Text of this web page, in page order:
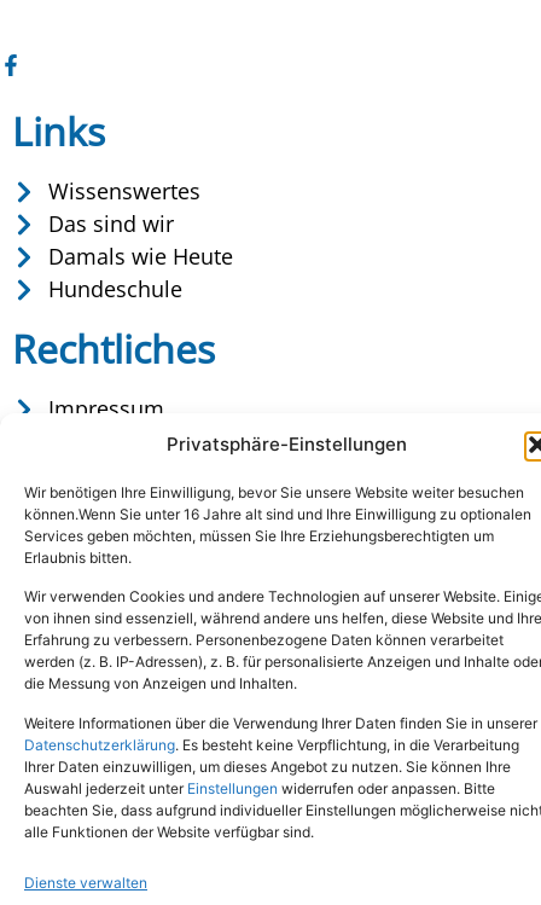
Privatsphäre-Einstellungen
Wir benötigen Ihre Einwilligung, bevor Sie unsere Website weiter besuchen
können.Wenn Sie unter 16 Jahre alt sind und Ihre Einwilligung zu optionalen
Services geben möchten, müssen Sie Ihre Erziehungsberechtigten um
Erlaubnis bitten.
Wir verwenden Cookies und andere Technologien auf unserer Website.
von ihnen sind essenziell, während andere uns helfen, diese Website und Ihre
Erfahrung zu verbessern. Personenbezogene Daten können verarbeitet
werden (z. B. IP-Adressen), z. B. für personalisierte Anzeigen und Inhalte
die Messung von Anzeigen und Inhalten.
Weitere Informationen über die Verwendung Ihrer Daten finden Sie in unserer
Datenschutzerklärung. Es besteht keine Verpflichtung, in die Verarbeitung
Ihrer Daten einzuwilligen, um dieses Angebot zu nutzen. Sie können Ihre
Auswahl jederzeit unter Einstellungen widerrufen oder anpassen. Bitte
beachten Sie, dass aufgrund individueller Einstellungen möglicherweise
alle Funktionen der Website verfügbar sind.
Dienste verwalten
Links
Wissenswertes
Das sind wir
Damals wie Heute
Hundeschule
Rechtliches
Impressum
Datenschutz
Copyright © 2024. Alle Rechte vorbehalten.
Tel.: (02651) - 77438info@tierheim-mayen.de
In der Pluns 1, 56727 Mayen